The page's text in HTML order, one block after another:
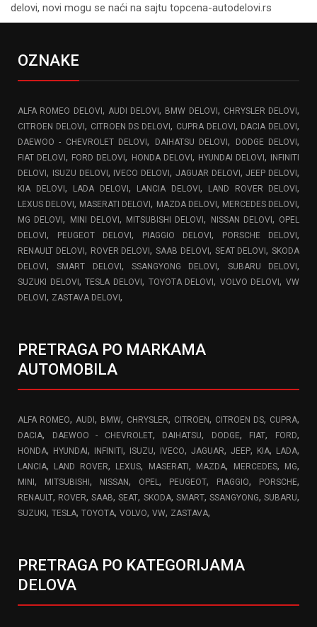
delovi, novi mogu se naći na sajtu topcena-autodelovi.rs
OZNAKE
ALFA ROMEO DELOVI, AUDI DELOVI, BMW DELOVI, CHRYSLER DELOVI,
CITROEN DELOVI, CITROEN DS DELOVI, CUPRA DELOVI, DACIA DELOVI,
DAEWOO - CHEVROLET DELOVI, DAIHATSU DELOVI, DODGE DELOVI,
FIAT DELOVI, FORD DELOVI, HONDA DELOVI, HYUNDAI DELOVI, INFINITI
DELOVI, ISUZU DELOVI, IVECO DELOVI, JAGUAR DELOVI,JEEP DELOVI,
KIA DELOVI, LADA DELOVI, LANCIA DELOVI, LAND ROVER DELOVI,
LEXUS DELOVI, MASERATI DELOVI, MAZDA DELOVI, MERCEDES DELOVI,
MG DELOVI, MINI DELOVI, MITSUBISHI DELOVI, NISSAN DELOVI, OPEL
DELOVI, PEUGEOT DELOVI, PIAGGIO DELOVI, PORSCHE DELOVI,
RENAULT DELOVI, ROVER DELOVI, SAAB DELOVI, SEAT DELOVI, SKODA
DELOVI,SMART DELOVI,SSANGYONG DELOVI, SUBARU DELOVI,
SUZUKI DELOVI,TESLA DELOVI, TOYOTA DELOVI, VOLVO DELOVI, VW
DELOVI, ZASTAVA DELOVI,
PRETRAGA PO MARKAMA
AUTOMOBILA
ALFA ROMEO, AUDI, BMW, CHRYSLER, CITROEN, CITROEN DS, CUPRA,
DACIA, DAEWOO - CHEVROLET, DAIHATSU, DODGE, FIAT, FORD,
HONDA, HYUNDAI, INFINITI, ISUZU, IVECO, JAGUAR, JEEP, KIA, LADA,
LANCIA, LAND ROVER, LEXUS, MASERATI, MAZDA, MERCEDES, MG,
MINI, MITSUBISHI, NISSAN, OPEL , PEUGEOT, PIAGGIO, PORSCHE,
RENAULT, ROVER,SAAB,SEAT, SKODA, SMART, SSANGYONG,SUBARU,
SUZUKI, TESLA, TOYOTA, VOLVO, VW, ZASTAVA,
PRETRAGA PO KATEGORIJAMA
DELOVA